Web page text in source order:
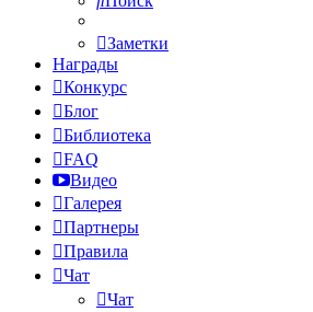
Заметки
Награды
Конкурс
Блог
Библиотека
FAQ
Видео
Галерея
Партнеры
Правила
Чат
Чат